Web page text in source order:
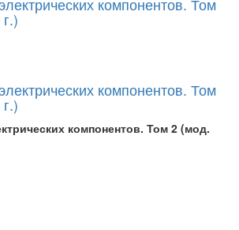
компонентов. Том
компонентов. Том 2 (мод.